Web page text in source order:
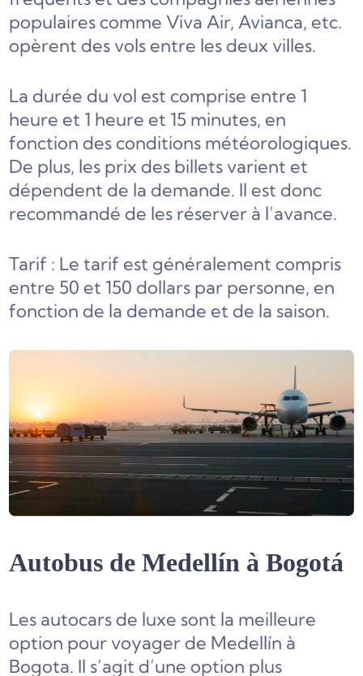
populaires comme Viva Air, Avianca, etc.
opèrent des vols entre les deux villes.
La durée du vol est comprise entre 1
heure et 1 heure et 15 minutes, en
fonction des conditions météorologiques.
De plus, les prix des billets varient et
dépendent de la demande. Il est donc
recommandé de les réserver à l’avance.
Tarif : Le tarif est généralement compris
entre 50 et 150 dollars par personne, en
fonction de la demande et de la saison.
Autobus de Medellín à Bogotá
Les autocars de luxe sont la meilleure
option pour voyager de Medellín à
Bogota. Il s’agit d’une option plus